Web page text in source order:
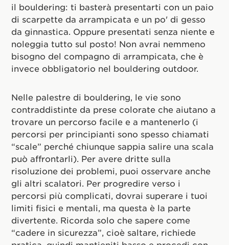
il bouldering: ti basterà presentarti con un paio
di scarpette da arrampicata e un po' di gesso
da ginnastica. Oppure presentati senza niente e
noleggia tutto sul posto! Non avrai nemmeno
bisogno del compagno di arrampicata, che è
invece obbligatorio nel bouldering outdoor.
Nelle palestre di bouldering, le vie sono
contraddistinte da prese colorate che aiutano a
trovare un percorso facile e a mantenerlo (i
percorsi per principianti sono spesso chiamati
“scale” perché chiunque sappia salire una scala
può affrontarli). Per avere dritte sulla
risoluzione dei problemi, puoi osservare anche
gli altri scalatori. Per progredire verso i
percorsi più complicati, dovrai superare i tuoi
limiti fisici e mentali, ma questa è la parte
divertente. Ricorda solo che sapere come
“cadere in sicurezza”, cioè saltare, richiede